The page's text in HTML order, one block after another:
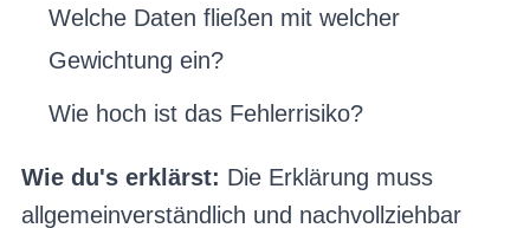
Welche Daten fließen mit welcher
Gewichtung ein?
Wie hoch ist das Fehlerrisiko?
Wie du's erklärst: Die Erklärung muss
allgemeinverständlich und nachvollziehbar